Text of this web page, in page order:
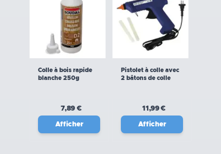
Colle à bois rapide
blanche 250g
7,89 €
Afficher
Pistolet à colle avec
2 bâtons de colle
11,99 €
Afficher